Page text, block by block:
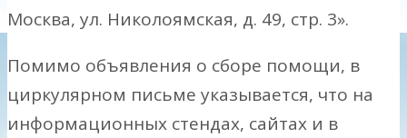
Москва, ул. Николоямская, д. 49, стр. 3».
Помимо объявления о сборе помощи, в
циркулярном письме указывается, что на
информационных стендах, сайтах и в